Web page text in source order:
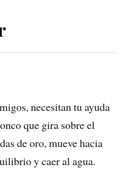
necesitan tu ayuda
que gira sobre el
de oro, mueve hacia
y caer al agua.